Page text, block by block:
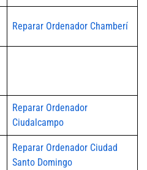
Reparar Ordenador Chamberí
Reparar Ordenador
Ciudalcampo
Reparar Ordenador Ciudad
Santo Domingo